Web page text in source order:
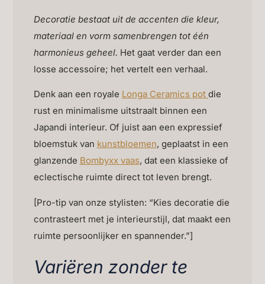
Decoratie bestaat uit de accenten die kleur,
materiaal en vorm samenbrengen tot één
harmonieus geheel. Het gaat verder dan een
losse accessoire; het vertelt een verhaal.
Denk aan een royale Longa Ceramics pot die
rust en minimalisme uitstraalt binnen een
Japandi interieur. Of juist aan een expressief
bloemstuk van kunstbloemen, geplaatst in een
glanzende Bombyxx vaas, dat een klassieke of
eclectische ruimte direct tot leven brengt.
[Pro-tip van onze stylisten: “Kies decoratie die
contrasteert met je interieurstijl, dat maakt een
ruimte persoonlijker en spannender.”]
Variëren zonder te